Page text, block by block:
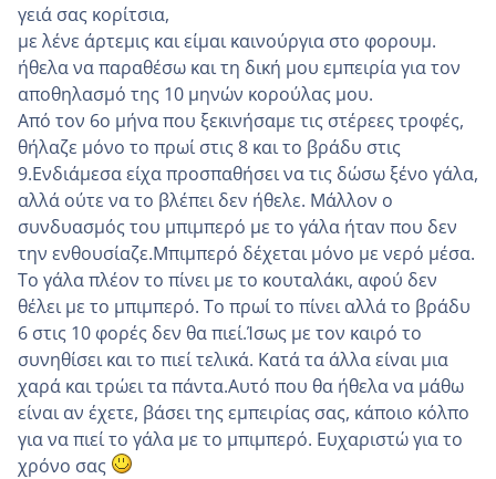
γειά σας κορίτσια,
με λένε άρτεμις και είμαι καινούργια στο φορουμ.
ήθελα να παραθέσω και τη δική μου εμπειρία για τον
αποθηλασμό της 10 μηνών κορούλας μου.
Από τον 6ο μήνα που ξεκινήσαμε τις στέρεες τροφές,
θήλαζε μόνο το πρωί στις 8 και το βράδυ στις
9.Ενδιάμεσα είχα προσπαθήσει να τις δώσω ξένο γάλα,
αλλά ούτε να το βλέπει δεν ήθελε. Μάλλον ο
συνδυασμός του μπιμπερό με το γάλα ήταν που δεν
την ενθουσίαζε.Μπιμπερό δέχεται μόνο με νερό μέσα.
Το γάλα πλέον το πίνει με το κουταλάκι, αφού δεν
θέλει με το μπιμπερό. Το πρωί το πίνει αλλά το βράδυ
6 στις 10 φορές δεν θα πιεί.Ίσως με τον καιρό το
συνηθίσει και το πιεί τελικά. Κατά τα άλλα είναι μια
χαρά και τρώει τα πάντα.Αυτό που θα ήθελα να μάθω
είναι αν έχετε, βάσει της εμπειρίας σας, κάποιο κόλπο
για να πιεί το γάλα με το μπιμπερό. Ευχαριστώ για το
χρόνο σας